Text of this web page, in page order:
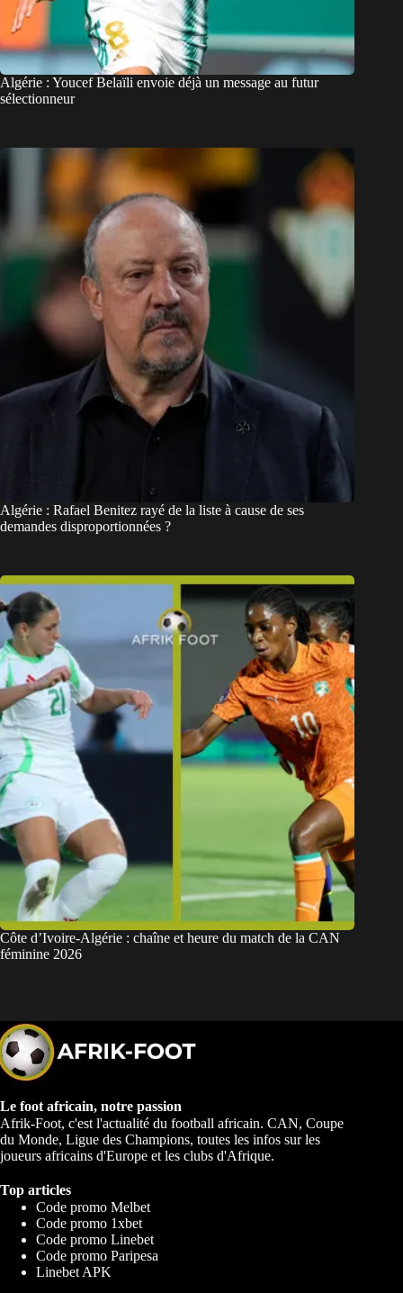
Algérie : Youcef Belaïli envoie déjà un message au futur
sélectionneur
Algérie : Rafael Benitez rayé de la liste à cause de ses
demandes disproportionnées ?
Côte d’Ivoire-Algérie : chaîne et heure du match de la CAN
féminine 2026
Le foot africain, notre passion
Afrik-Foot, c'est l'actualité du football africain. CAN, Coupe
du Monde, Ligue des Champions, toutes les infos sur les
joueurs africains d'Europe et les clubs d'Afrique.
Top articles
Code promo Melbet
Code promo 1xbet
Code promo Linebet
Code promo Paripesa
Linebet APK